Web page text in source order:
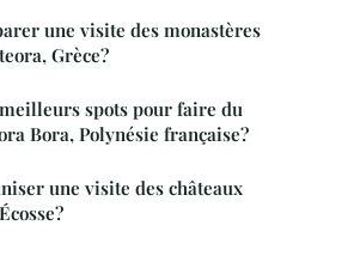
une visite des monastères
Grèce?
spots pour faire du
Bora, Polynésie française?
une visite des châteaux